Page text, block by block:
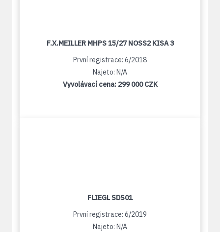
F.X.MEILLER MHPS 15/27 NOSS2 KISA 3
První registrace: 6/2018
Najeto: N/A
Vyvolávací cena: 299 000 CZK
FLIEGL SDS01
První registrace: 6/2019
Najeto: N/A